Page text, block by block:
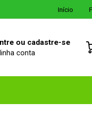
Início
ou cadastre-se
conta